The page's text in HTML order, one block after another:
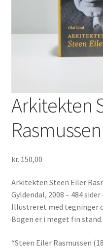
Arkitekten
kr. 150,00
Arkitekten Steen Eiler
Gyldendal, 2008 – 484
Illustreret med tegninger
Bogen er i meget fin stand.
“Steen Eiler Rasmussen